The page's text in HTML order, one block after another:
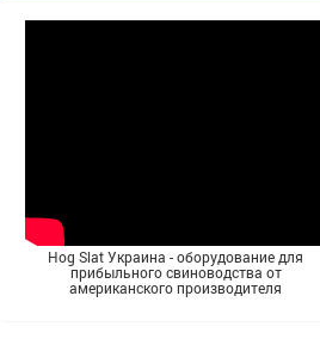
Hog Slat Украина - оборудование для
прибыльного свиноводства от
американского производителя